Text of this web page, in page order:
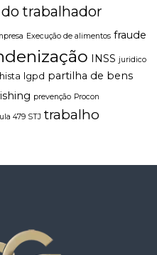
trabalhador
Execução de alimentos fraude
INSS juridico
lgpd partilha de bens
prevenção Procon
479 STJ trabalho